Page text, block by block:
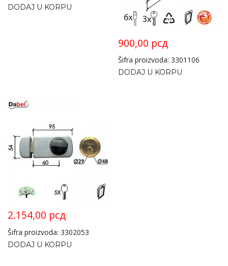
540,00 рсд.
441,00 рсд.
DODAJ U KORPU
900,00 рсд
Šifra proizvoda: 3301106
DODAJ U KORPU
2.154,00 рсд
Šifra proizvoda: 3302053
DODAJ U KORPU